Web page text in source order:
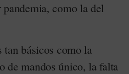
como la del
tan básicos como la
de mandos único, la falta